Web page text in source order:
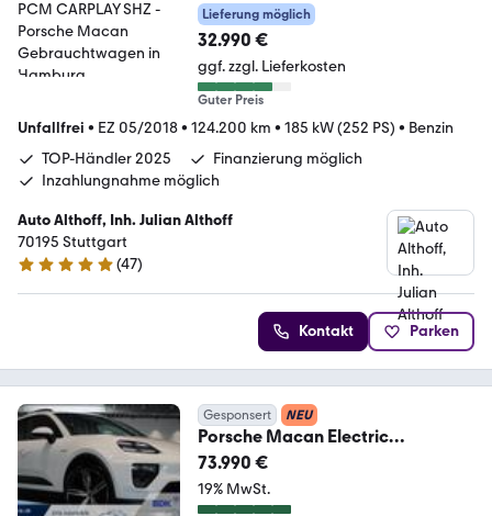
Lieferung möglich
32.990 €
ggf. zzgl. Lieferkosten
Guter Preis
Unfallfrei • EZ 05/2018• 124.200 km • 185 kW (252 PS) • Benzin
TOP-Händler 2025
Finanzierung möglich
Inzahlungnahme möglich
Auto Althoff, Inh. Julian Althoff
70195 Stuttgart
4.8 Sterne
(47)
Kontakt Parken
Gesponsert NEU
Porsche Macan Electric
4*PANO*BOSE*
73.990 €
19% MwSt.